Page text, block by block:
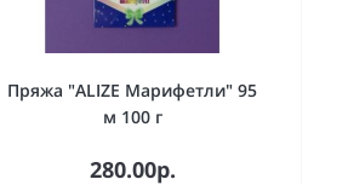
Пряжа "ALIZE Марифетли" 95
м 100 г
280.00р.